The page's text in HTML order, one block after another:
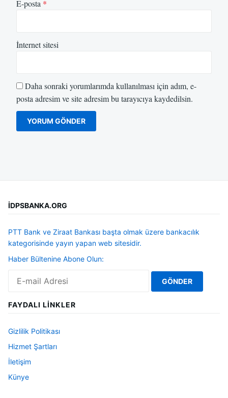
E-posta *
İnternet sitesi
Daha sonraki yorumlarımda kullanılması için adım, e-
posta adresim ve site adresim bu tarayıcıya kaydedilsin.
İDPSBANKA.ORG
PTT Bank ve Ziraat Bankası başta olmak üzere bankacılık
kategorisinde yayın yapan web sitesidir.
Haber Bültenine Abone Olun:
FAYDALI LINKLER
Gizlilik Politikası
Hizmet Şartları
İletişim
Künye